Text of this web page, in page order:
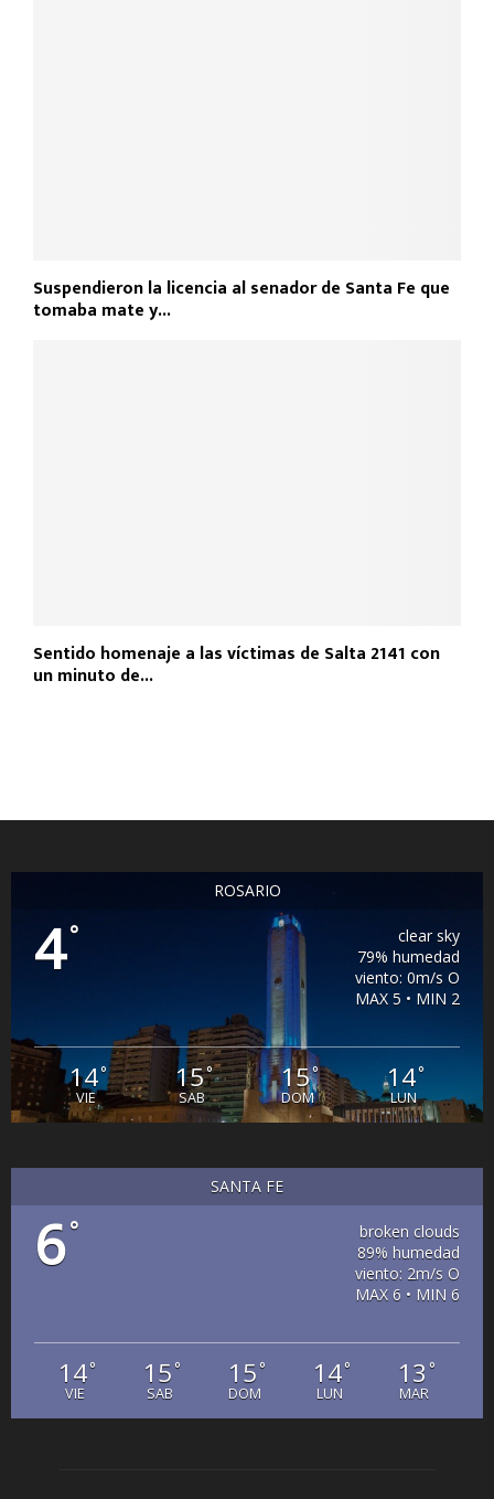
Suspendieron la licencia al senador de Santa Fe que
tomaba mate y...
Sentido homenaje a las víctimas de Salta 2141 con
un minuto de...
ROSARIO
4°
clear sky
79% humedad
viento: 0m/s O
MAX 5 • MIN 2
14°
VIE
15°
SAB
15°
DOM
14°
LUN
SANTA FE
6°
broken clouds
89% humedad
viento: 2m/s O
MAX 6 • MIN 6
14°
VIE
15°
SAB
15°
DOM
14°
LUN
13 °
MAR